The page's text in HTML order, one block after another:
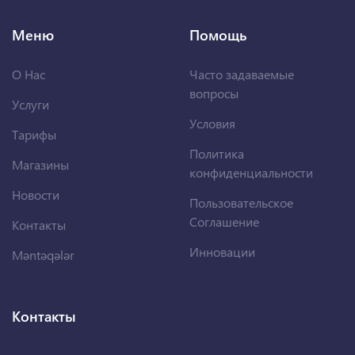
Меню
О Нас
Услуги
Тарифы
Магазины
Новости
Контакты
Məntəqələr
Помощь
Часто задаваемые
вопросы
Условия
Политика
конфиденциальности
Пользовательское
Соглашение
Инновации
Контакты